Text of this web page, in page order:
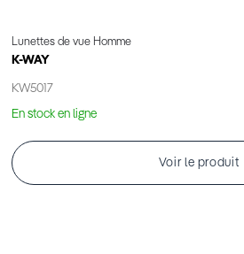
Lunettes de vue Homme
K-WAY
KW5017
En stock en ligne
Voir le produit